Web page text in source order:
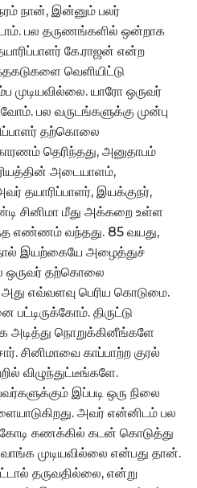
நான், இன்னும் பலர்
பல தருணங்களில் ஒன்றாக
கே.ராஜன் என்ற
வெளியிட்டு
முடியவில்லை. யாரோ ஒருவர்
பல வருடங்களுக்கு முன்பு
தற்கொலை
தெரிந்தது, அனுதாபம்
அடையாளம்,
தயாரிப்பாளர், இயக்குநர்,
சினிமா மீது அக்கறை உள்ள
எண்ணம் வந்தது. 85 வயது,
இயற்கையே அழைத்துச்
ஒருவர் தற்கொலை
எவ்வளவு பெரிய கொடுமை.
திருட்டு
அடித்து நொறுக்கினீங்களே
சினிமாவை காப்பாற்ற குரல்
விழுந்துட்டீங்களே.
இப்படி ஒரு நிலை
அவர் என்னிடம் பல
கணக்கில் கடன் கொடுத்து
முடியவில்லை என்பது தான்.
தருவதில்லை, என்று